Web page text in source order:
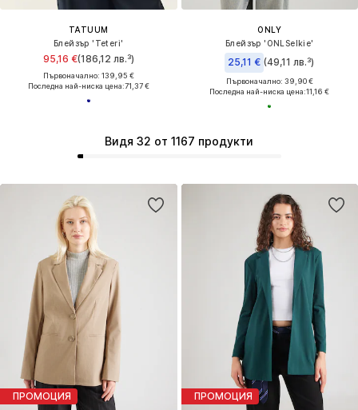
TATUUM
Блейзър 'Teteri'
95,16 €(186,12 лв.³)
Първоначално: 139,95 €
Последна най-ниска цена:71,37 €
ONLY
Блейзър 'ONLSelkie'
25,11 € (49,11 лв.³)
Първоначално: 39,90 €
Последна най-ниска цена:11,16 €
ПРОМОЦИЯ ПРОМОЦИЯ
Видя 32 от 1167 продукти